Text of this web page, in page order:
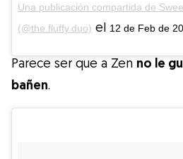
Una publicación compartida de
(@the.fluffy.duo) el 12 de Feb de
Parece ser que a Zen no le
bañen.